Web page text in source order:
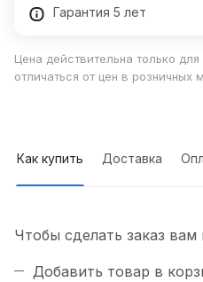
Гарантия 5 лет
Цена действительна только
отличаться от цен в розничных
Как купить Доставка
Чтобы сделать заказ вам
Добавить товар в